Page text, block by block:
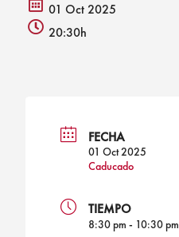
calendar
01 Oct 2025
20:30h
FECHA
01 Oct 2025
Caducado
TIEMPO
8:30 pm - 10:30 pm